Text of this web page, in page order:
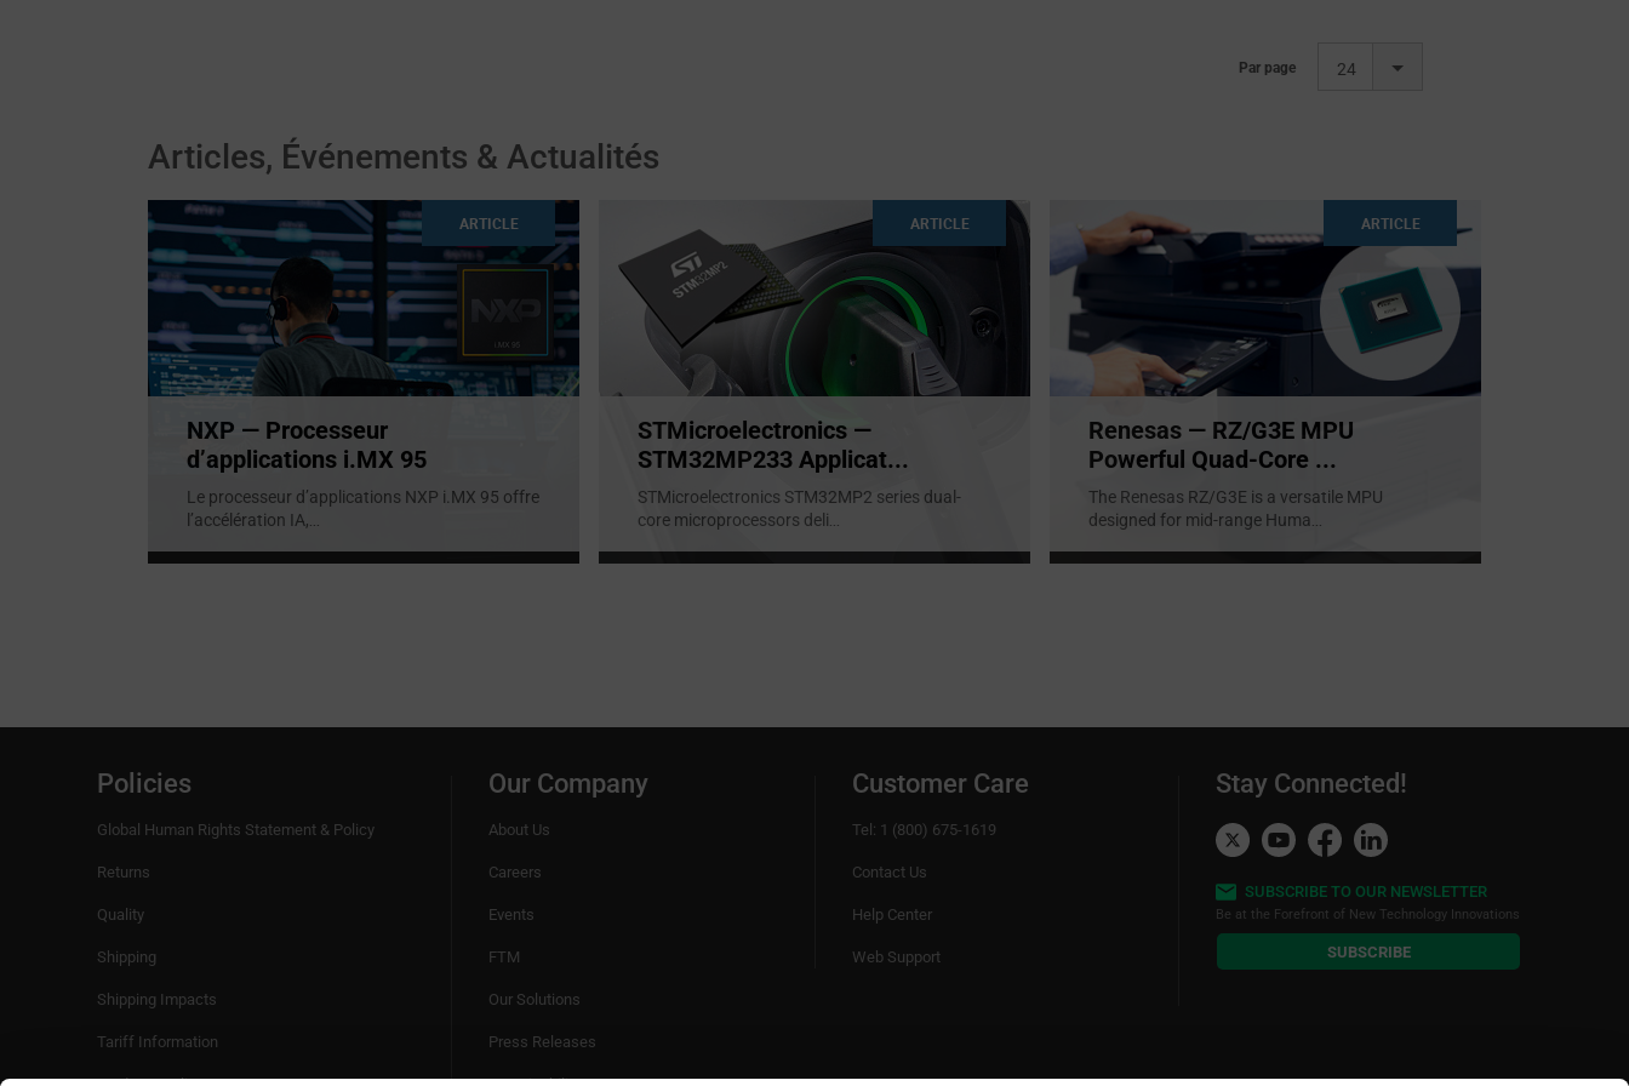
Par page 24
Articles, Événements & Actualités
ARTICLE
NXP — Processeur
d’applications i.MX 95
Le processeur d’applications NXP i.MX 95 offre
l’accélération IA,...
ARTICLE
STMicroelectronics —
STM32MP233 Applicat...
STMicroelectronics STM32MP2 series dual-
core microprocessors deli...
ARTICLE
Renesas — RZ/G3E MPU
Powerful Quad-Core ...
The Renesas RZ/G3E is a versatile MPU
designed for mid-range Huma...
Policies
Global Human Rights Statement & Policy
Returns
Quality
Shipping
Shipping Impacts
Tariff Information
Our Company
About Us
Careers
Events
FTM
Our Solutions
Press Releases
Customer Care
Tel: 1 (800) 675-1619
Contact Us
Help Center
Web Support
Stay Connected!
SUBSCRIBE TO OUR NEWSLETTER
Be at the Forefront of New Technology Innovations
subscribe
button
SUBSCRIBE